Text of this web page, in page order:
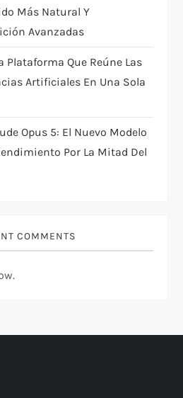
Más Natural Y
Avanzadas
Plataforma Que Reúne Las
Artificiales En Una Sola
Opus 5: El Nuevo Modelo
Por La Mitad Del
COMMENTS